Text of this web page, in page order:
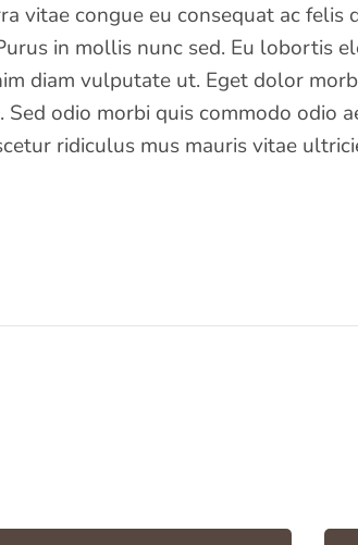
vitae congue eu consequat ac felis
in mollis nunc sed. Eu lobortis
diam vulputate ut. Eget dolor
odio morbi quis commodo odio
ridiculus mus mauris vitae